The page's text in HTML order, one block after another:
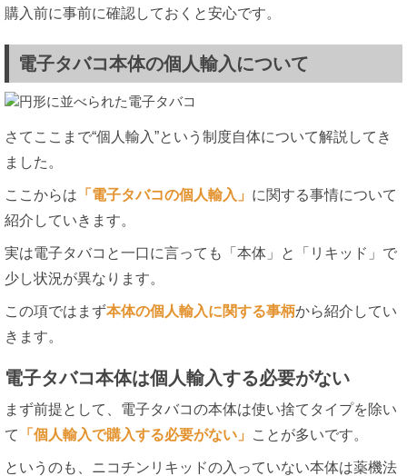
購入前に事前に確認しておくと安心です。
電子タバコ本体の個人輸入について
さてここまで“個人輸入”という制度自体について解説してき
ました。
ここからは 「電子タバコの個人輸入」 に関する事情について
紹介していきます。
実は電子タバコと一口に言っても「本体」と「リキッド」で
少し状況が異なります。
この項ではまず本体の個人輸入に関する事柄から紹介してい
きます。
電子タバコ本体は個人輸入する必要がない
まず前提として、電子タバコの本体は使い捨てタイプを除い
て
「個人輸入で購入する必要がない」 ことが多いです。
というのも、ニコチンリキッドの入っていない本体は薬機法